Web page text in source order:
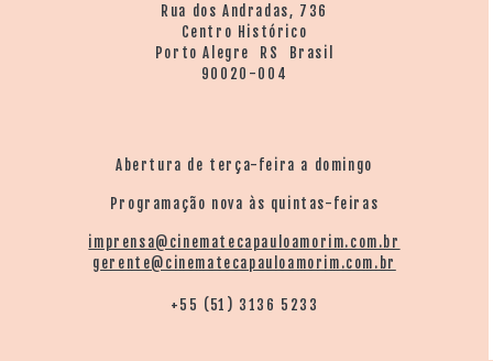
Rua dos Andradas, 736
Centro Histórico
Porto Alegre RS Brasil
90020-004
Abertura de terça-feira a domingo
Programação nova às quintas-feiras
imprensa@cinematecapauloamorim.com.br
gerente@cinematecapauloamorim.com.br
+55 (51) 3136 5233